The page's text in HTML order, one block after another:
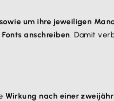
sowie um ihre jeweiligen
anschreiben. Damit
Wirkung nach einer